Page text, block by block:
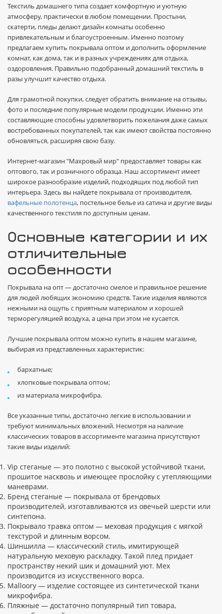
Текстиль домашнего типа создает комфортную и уютную
атмосферу, практически в любом помещении. Простыни,
скатерти, пледы делают дизайн комнаты особенно
привлекательным и благоустроенным. Именно поэтому
предлагаем купить покрывала оптом и дополнить оформление
комнат, как дома, так и в разных учреждениях для отдыха,
оздоровления. Правильно подобранный домашний текстиль в
разы улучшит качество отдыха.
Для грамотной покупки, следует обратить внимание на отзывы,
фото и последние популярные модели продукции. Именно эти
составляющие способны удовлетворить пожелания даже самых
востребованных покупателей, так как имеют свойства постоянно
обновляться, расширяя свою базу.
Интернет-магазин "Махровый мир" предоставляет товары как
оптового, так и розничного образца. Наш ассортимент имеет
широкое разнообразие изделий, подходящих под любой тип
интерьера. Здесь вы найдете покрывала от производителя,
вафельные полотенца, постельное белье из сатина и другие виды
качественного текстиля по доступным ценам.
Основные категории и их
отличительные
особенности
Покрывала на опт — достаточно смелое и правильное решение
для людей любящих экономию средств. Такие изделия являются
нежными на ощупь с приятным материалом и хорошей
терморегуляцией воздуха, а цена при этом не кусается.
Лучшие покрывала оптом можно купить в нашем магазине,
выбирая из представленных характеристик:
бархатные;
хлопковые покрывала оптом;
из материала микрофибра.
Все указанные типы, достаточно легкие в использовании и
требуют минимальных вложений. Несмотря на наличие
классических товаров в ассортименте магазина присутствуют
такие виды изделий:
Vip стеганые — это полотно с высокой устойчивой ткани,
прошитое насквозь и имеющее прослойку с утепляющими
маневрами.
Бренд стеганые — покрывала от брендовых
производителей, изготавливаются из овечьей шерсти или
синтепона.
Покрывало травка оптом — меховая продукция с мягкой
текстурой и длинным ворсом.
Шиншилла — классический стиль, имитирующей
натуральную меховую раскладку. Такой плед придает
пространству некий шик и домашний уют. Мех
производится из искусственного ворса.
Malloory — изделие состоящее из синтетической ткани
микрофибра.
Пляжные — достаточно популярный тип товара,